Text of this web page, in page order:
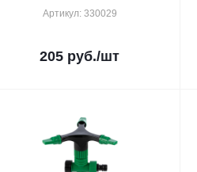
Артикул: 330029
205 руб./шт